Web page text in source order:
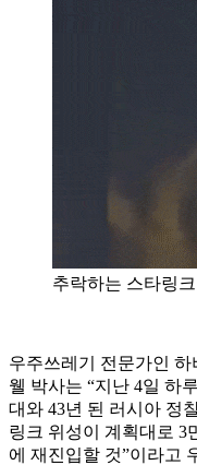
추락하는 스타링
우주쓰레기 전문가인
웰 박사는 “지난 4일 하
대와 43년 된 러시아 정
링크 위성이 계획대로 3
에 재진입할 것”이라고